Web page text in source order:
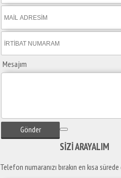
Mesajım
Gönder
SİZİARAYALIM
Telefon numaranızı bırakın en kısa